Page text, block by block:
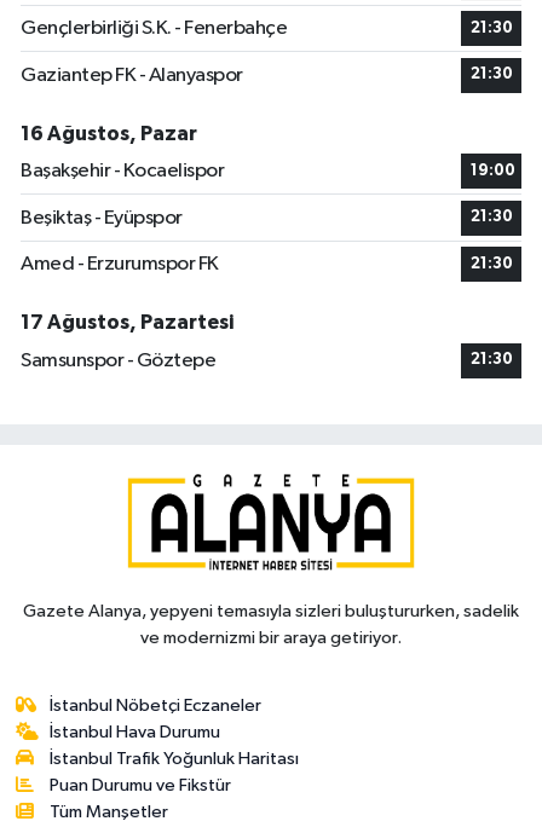
Gençlerbirliği S.K. - Fenerbahçe 21:30
Gaziantep FK - Alanyaspor 21:30
16 Ağustos, Pazar
Başakşehir - Kocaelispor
19:00
Beşiktaş - Eyüpspor 21:30
Amed - Erzurumspor FK 21:30
17 Ağustos, Pazartesi
Samsunspor - Göztepe
21:30
Gazete Alanya, yepyeni temasıyla sizleri buluştururken, sadelik
ve modernizmi bir araya getiriyor.
İstanbul Nöbetçi Eczaneler
İstanbul Hava Durumu
İstanbul Trafik Yoğunluk Haritası
Puan Durumu ve Fikstür
Tüm Manşetler